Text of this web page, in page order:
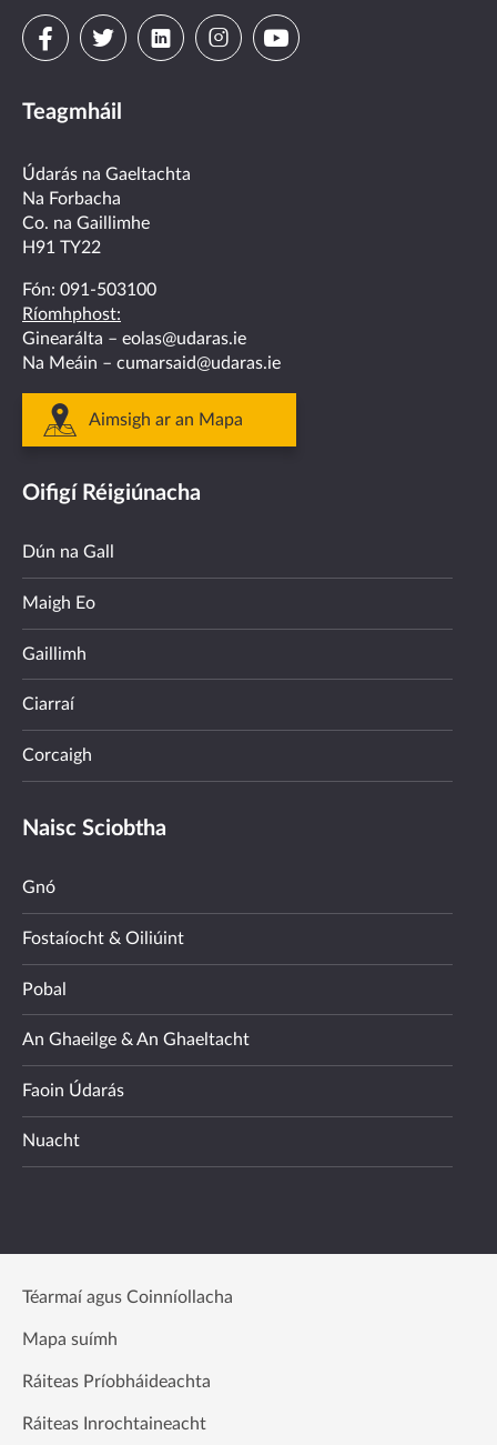
Visit
on
facebook
Visit
on
twitter
Visit
linkedin
VisitVisit
Teagmháil
Údarás na Gaeltachta
Na Forbacha
Co. na Gaillimhe
H91 TY22
Fón: 091-503100
Ríomhphost:
Ginearálta – eolas@udaras.ie
Na Meáin – cumarsaid@udaras.ie
Aimsigh ar an Mapa
Oifigí Réigiúnacha
Dún na Gall
Maigh Eo
Gaillimh
Ciarraí
Corcaigh
Naisc Sciobtha
Gnó
Fostaíocht & Oiliúint
Pobal
An Ghaeilge & An Ghaeltacht
Faoin Údarás
Nuacht
Téarmaí agus Coinníollacha
Mapa suímh
Ráiteas Príobháideachta
Ráiteas Inrochtaineacht